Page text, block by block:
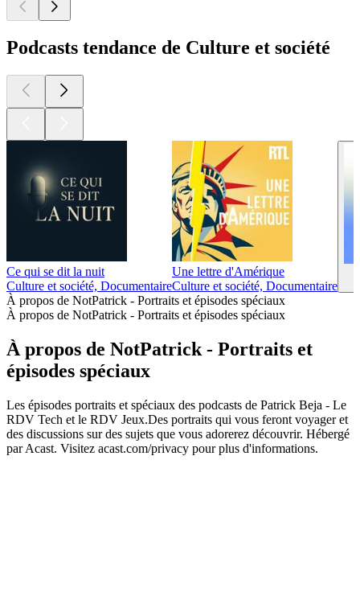
Podcasts tendance de Culture et société
Ce qui se dit la nuit
Culture et société, Documentaire
Une lettre d'Amérique
Culture et société, Documentaire
À propos de NotPatrick - Portraits et épisodes spéciaux
À propos de NotPatrick - Portraits et épisodes spéciaux
À propos de NotPatrick - Portraits et
épisodes spéciaux
Les épisodes portraits et spéciaux des podcasts de Patrick Beja - Le
RDV Tech et le RDV Jeux.Des portraits qui vous feront voyager et
des discussions sur des sujets que vous adorerez découvrir. Hébergé
par Acast. Visitez acast.com/privacy pour plus d'informations.